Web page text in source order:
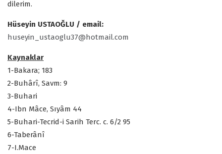
dilerim.
Hüseyin USTAOĞLU / email:
huseyin_ustaoglu37@hotmail.com
Kaynaklar
1-Bakara; 183
2-Buhârî, Savm: 9
3-Buhari
4-Ibn Mâce, Sıyâm 44
5-Buhari-Tecrid-i Sarih Terc. c. 6/2 95
6-Taberânî
7-I.Mace